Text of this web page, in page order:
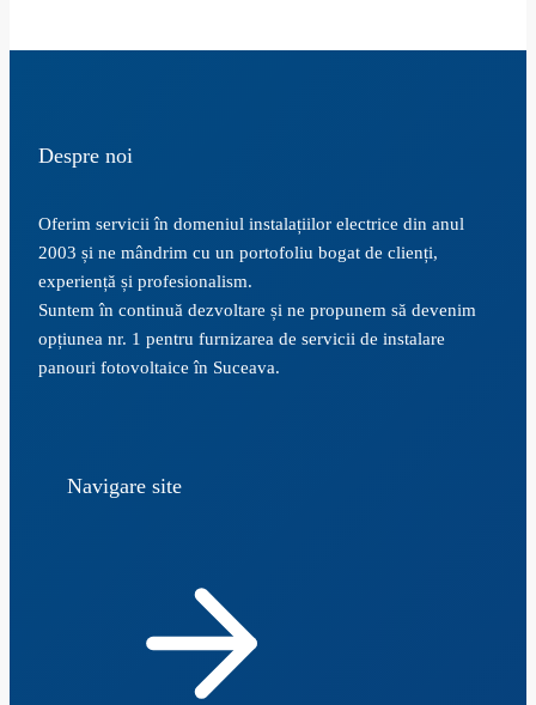
Despre noi
Oferim servicii în domeniul instalațiilor electrice din anul
2003 și ne mândrim cu un portofoliu bogat de clienți,
experiență și profesionalism.
Suntem în continuă dezvoltare și ne propunem să devenim
opțiunea nr. 1 pentru furnizarea de servicii de instalare
panouri fotovoltaice în Suceava.
Navigare site